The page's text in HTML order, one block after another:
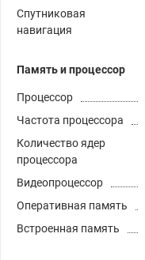
Спутниковая
навигация
Память и процессор
Процессор
Частота процессора
Количество ядер
процессора
Видеопроцессор
Оперативная память
Встроенная память